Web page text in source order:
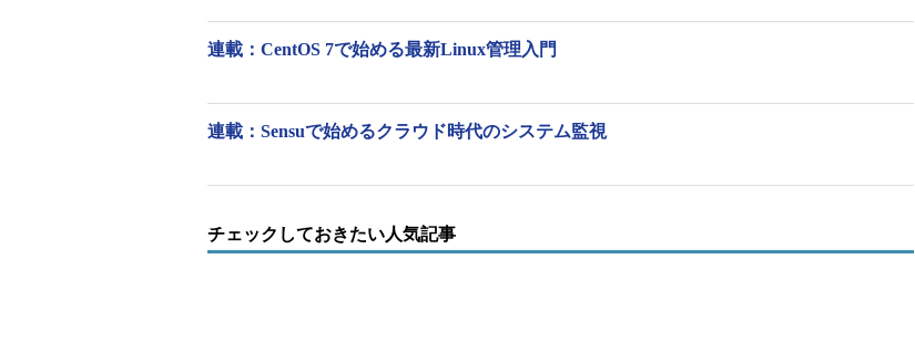
できます。
ジトリにはソースコードや変更履歴、コメントなどを一括して保管します。リポジトリ
また、ローカルリポジトリのみで運用することも可能です。そのような運用をしてい
連載：CentOS 7で始める最新Linux管理入門
連載：Sensuで始めるクラウド時代のシステム監視
チェックしておきたい人気記事